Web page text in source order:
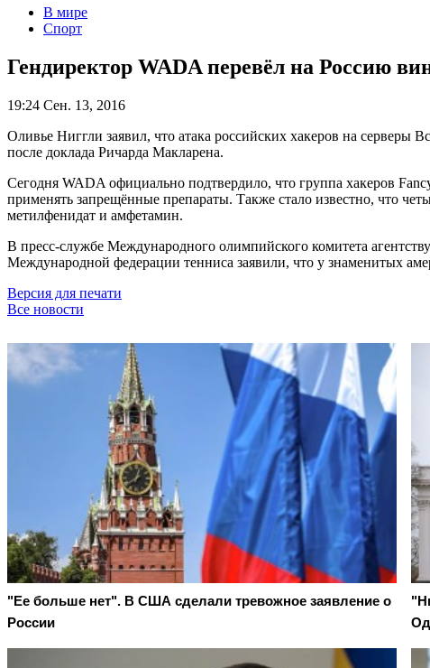
В мире
Спорт
Гендиректор WADA перевёл на Россию
19:24 Сен. 13, 2016
Оливье Ниггли заявил, что атака российских хакеров на серверы
после доклада Ричарда Макларена.
Сегодня WADA официально подтвердило, что группа хакеров
применять запрещённые препараты. Также стало известно, что
метилфенидат и амфетамин.
В пресс-службе Международного олимпийского комитета
Международной федерации тенниса заявили, что у знаменитых
Версия для печати
Все новости
"Ее больше нет". В США сделали тревожное заявление о
России